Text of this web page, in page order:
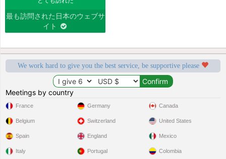
最も訪問された日本のウェブサ
イト
We work hard to give you the best service, be supportive please
Meetings by country
France
Belgium
Spain
Italy
Germany
Switzerland
England
Portugal
Canada
United States
Mexico
Colombia